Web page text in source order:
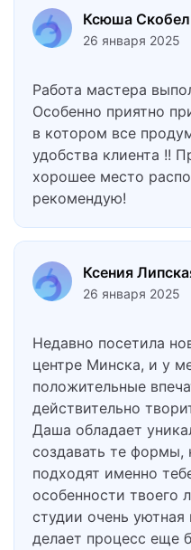
Ксюша
26 января 2025
Работа мастера
Особенно приятно
в котором все
удобства клиента !!
хорошее место
рекомендую!
Ксения
26 января 2025
Недавно посетила
центре Минска, и у
положительные
действительно
Даша обладает
создавать те формы,
подходят именно
особенности твоего
студии очень
делает процесс еще